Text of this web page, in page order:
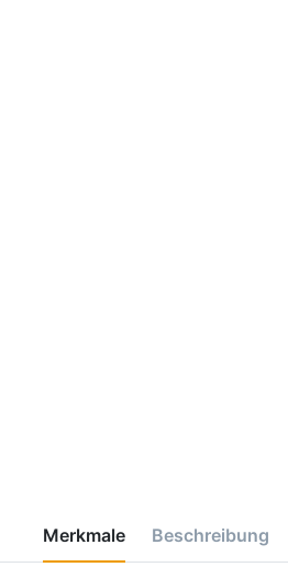
Merkmale Beschreibung